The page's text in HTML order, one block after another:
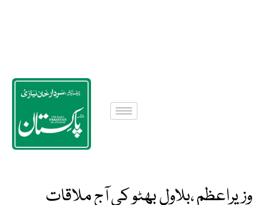
وزیراعظم ،بلاول بھٹو کی آج ملاقات